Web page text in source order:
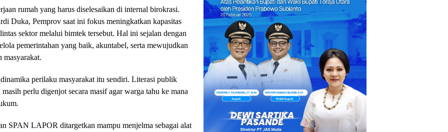
rumah yang harus diselesaikan di internal birokrasi.
Duka, Pemprov saat ini fokus meningkatkan kapasitas
sektor melalui bimtek tersebut. Hal ini sejalan dengan
pemerintahan yang baik, akuntabel, serta mewujudkan
masyarakat.
perilaku masyarakat itu sendiri. Literasi publik
perlu digenjot secara masif agar warga tahu ke mana
SPAN LAPOR ditargetkan mampu menjelma sebagai alat